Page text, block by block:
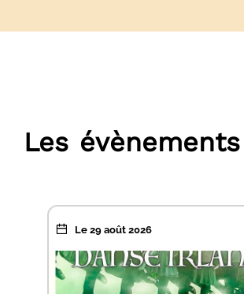
Les
Le 29 août 2026